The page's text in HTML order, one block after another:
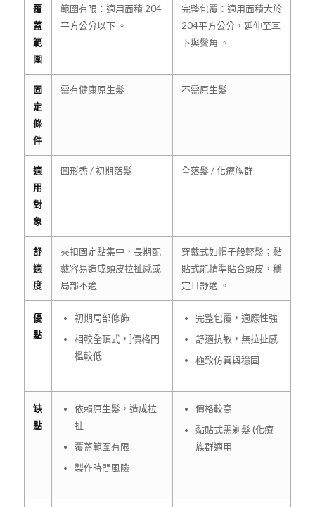
覆
蓋
範
圍
範圍有限：適用面積 204
平方公分以下 。
完整包覆：適用面積大於
204平方公分，延伸至耳
下與鬢角 。
固
定
條
件
需有健康原生髮 不需原生髮
適
用
對
象
圓形禿 / 初期落髮 全落髮 / 化療族群
舒
適
度
夾扣固定點集中，長期配
戴容易造成頭皮拉扯感或
局部不適
穿戴式如帽子般輕鬆；黏
貼式能精準貼合頭皮，穩
定且舒適 。
優
點
初期局部修飾
相較全頂式，]價格門
檻較低
完整包覆，適應性強
舒適抗敏，無拉扯感
極致仿真與穩固
缺
點
依賴原生髮，造成拉
扯
覆蓋範圍有限
製作時間風險
價格較高
黏貼式需剃髮 (化療
族群適用